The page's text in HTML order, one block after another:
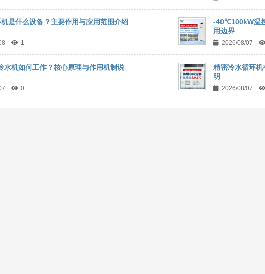
是什么设备？主要作用与应用范围介绍
1
-40℃100kW温
用边界
2026/08/07
机如何工作？核心原理与作用机制说
0
精密冷水循环
明
2026/08/07